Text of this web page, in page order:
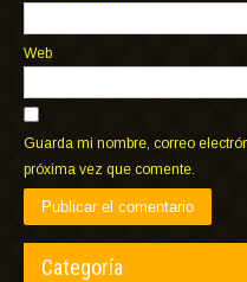
Web
Guarda mi nombre, correo
próxima vez que comente.
Categoría